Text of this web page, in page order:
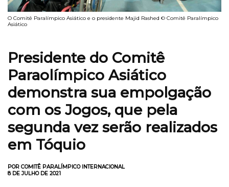
O Comitê Paralímpico Asiático e o presidente Majid Rashed © Comitê Paralímpico
Asiático
Presidente do Comitê
Paraolímpico Asiático
demonstra sua empolgação
com os Jogos, que pela
segunda vez serão realizados
em Tóquio
POR COMITÊ PARALÍMPICO INTERNACIONAL
8 DE JULHO DE 2021